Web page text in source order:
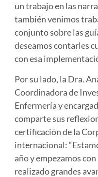
un trabajo en las
también venimos
conjunto sobre las
deseamos contarles
con esa
Por su lado, la Dra.
Coordinadora de
Enfermería y
comparte sus
certificación de la
internacional:
año y empezamos
realizado grandes